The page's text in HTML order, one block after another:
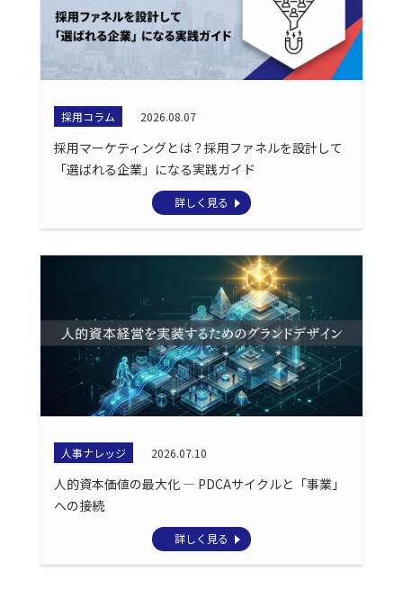
採用コラム 2026.08.07
採用マーケティングとは？採用ファネルを設計して
「選ばれる企業」になる実践ガイド
詳しく見る
人事ナレッジ 2026.07.10
人的資本価値の最大化 ― PDCAサイクルと「事業」
への接続
詳しく見る